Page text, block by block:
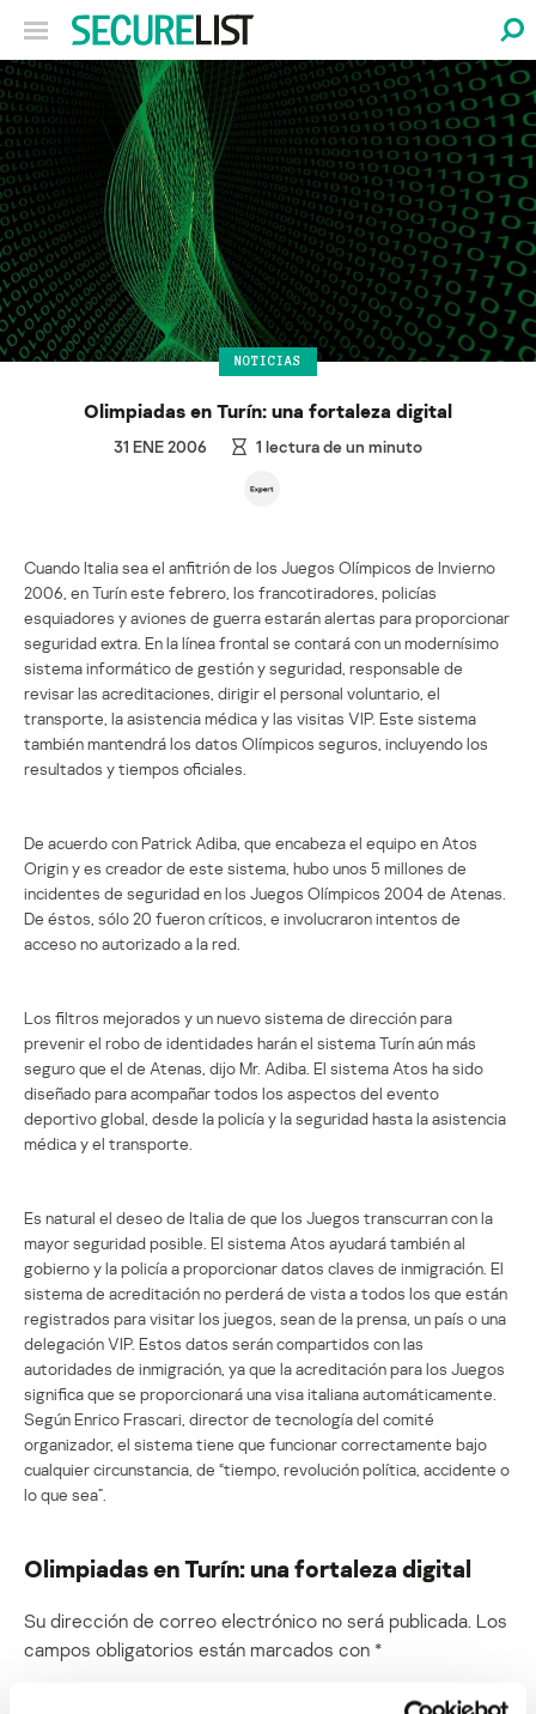
NOTICIAS
Olimpiadas en Turín: una fortaleza digital
31 ENE 2006 1 lectura de un minuto
Cuando Italia sea el anfitrión de los Juegos Olímpicos de Invierno
2006, en Turín este febrero, los francotiradores, policías
esquiadores y aviones de guerra estarán alertas para proporcionar
seguridad extra. En la línea frontal se contará con un modernísimo
sistema informático de gestión y seguridad, responsable de
revisar las acreditaciones, dirigir el personal voluntario, el
transporte, la asistencia médica y las visitas VIP. Este sistema
también mantendrá los datos Olímpicos seguros, incluyendo los
resultados y tiempos oficiales.
De acuerdo con Patrick Adiba, que encabeza el equipo en Atos
Origin y es creador de este sistema, hubo unos 5 millones de
incidentes de seguridad en los Juegos Olímpicos 2004 de Atenas.
De éstos, sólo 20 fueron críticos, e involucraron intentos de
acceso no autorizado a la red.
Los filtros mejorados y un nuevo sistema de dirección para
prevenir el robo de identidades harán el sistema Turín aún más
seguro que el de Atenas, dijo Mr. Adiba. El sistema Atos ha sido
diseñado para acompañar todos los aspectos del evento
deportivo global, desde la policía y la seguridad hasta la asistencia
médica y el transporte.
Es natural el deseo de Italia de que los Juegos transcurran con la
mayor seguridad posible. El sistema Atos ayudará también al
gobierno y la policía a proporcionar datos claves de inmigración. El
sistema de acreditación no perderá de vista a todos los que están
registrados para visitar los juegos, sean de la prensa, un país o una
delegación VIP. Estos datos serán compartidos con las
autoridades de inmigración, ya que la acreditación para los Juegos
significa que se proporcionará una visa italiana automáticamente.
Según Enrico Frascari, director de tecnología del comité
organizador, el sistema tiene que funcionar correctamente bajo
cualquier circunstancia, de “tiempo, revolución política, accidente o
lo que sea”.
Olimpiadas en Turín: una fortaleza digital
Su dirección de correo electrónico no será publicada. Los
campos obligatorios están marcados con *